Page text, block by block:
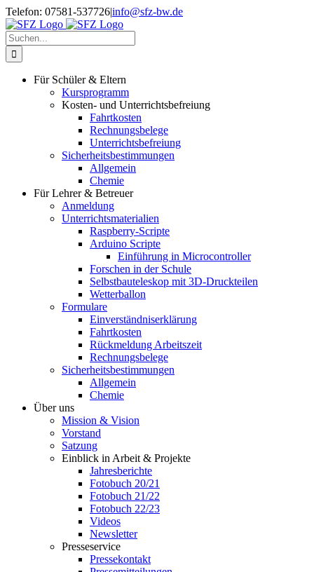
Zum
Inhalt
springen
Telefon: 07581-537726|info@sfz-bw.de
Suche
nach:
Für Schüler & Eltern
Kursprogramm
Kosten- und Unterrichtsbefreiung
Fahrtkosten
Rechnungsbelege
Unterrichtsbefreiung
Sicherheitsbestimmungen
Allgemein
Chemie
Für Lehrer & Betreuer
Anmeldung
Unterrichtsmaterialien
Raspberry-Scripte
Arduino Scripte
Einführung in Microcontroller
Forschen in der Schule
Selbstbauteleskop mit 3D-Druckteilen
Wetterballon
Formulare
Einverständniserklärung
Fahrtkosten
Rückmeldung Arbeitszeit
Rechnungsbelege
Sicherheitsbestimmungen
Allgemein
Chemie
Über uns
Mission & Vision
Vorstand
Satzung
Einblick in Arbeit & Projekte
Jahresberichte
Fotobuch 20/21
Fotobuch 21/22
Fotobuch 22/23
Videos
Newsletter
Presseservice
Pressekontakt